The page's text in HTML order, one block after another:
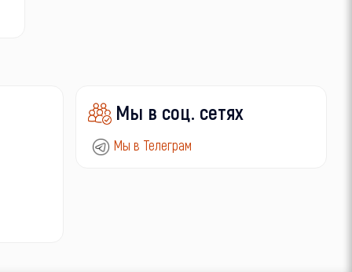
Мы в соц. сетях
Мы в Телеграм